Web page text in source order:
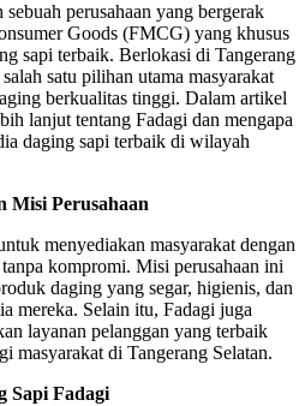
sebuah perusahaan yang bergerak
Goods (FMCG) yang khusus
sapi terbaik. Berlokasi di Tangerang
satu pilihan utama masyarakat
berkualitas tinggi. Dalam artikel
lanjut tentang Fadagi dan mengapa
daging sapi terbaik di wilayah
Misi Perusahaan
menyediakan masyarakat dengan
kompromi. Misi perusahaan ini
daging yang segar, higienis, dan
mereka. Selain itu, Fadagi juga
layanan pelanggan yang terbaik
masyarakat di Tangerang Selatan.
Sapi Fadagi